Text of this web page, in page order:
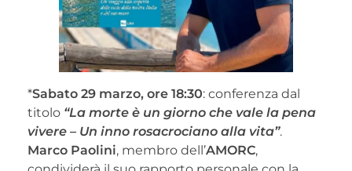
*Sabato 29 marzo, ore 18:30: conferenza dal
titolo “La morte è un giorno che vale la pena
vivere – Un inno rosacrociano alla vita”.
Marco Paolini, membro dell’AMORC,